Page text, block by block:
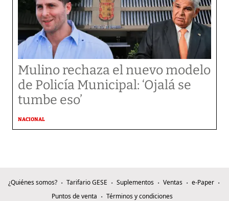
Mulino rechaza el nuevo modelo
de Policía Municipal: ‘Ojalá se
tumbe eso’
NACIONAL
¿Quiénes somos? Tarifario GESE Suplementos Ventas
e-Paper
Puntos de venta
Términos y condiciones